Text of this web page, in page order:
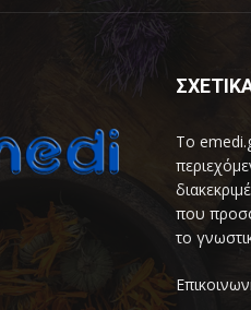
Το
που
το